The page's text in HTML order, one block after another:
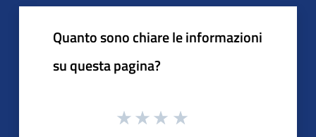
Quanto sono chiare le informazioni
su questa pagina?